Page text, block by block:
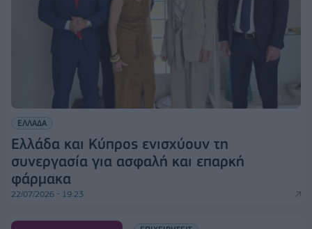
ΕΛΛΑΔΑ
Ελλάδα και Κύπρος ενισχύουν τη
συνεργασία για ασφαλή και επαρκή
φάρμακα
22/07/2026 - 19:23